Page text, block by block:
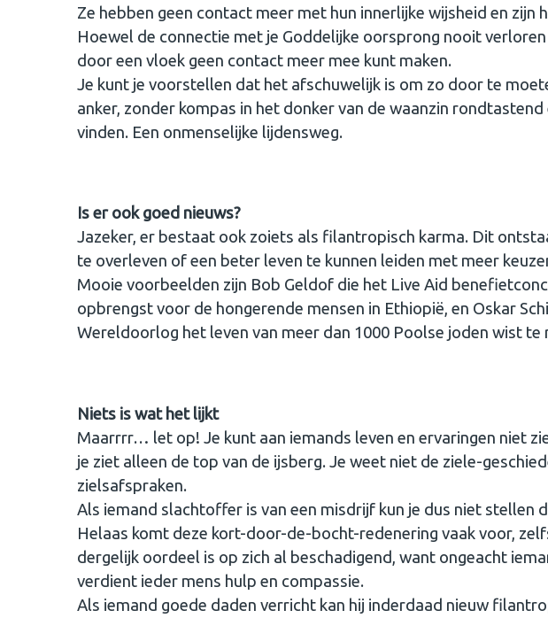
Ze hebben geen contact meer met hun innerlijke wijsheid en
Hoewel de connectie met je Goddelijke oorsprong nooit
door een vloek geen contact meer mee kunt maken.
Je kunt je voorstellen dat het afschuwelijk is om zo door te
anker, zonder kompas in het donker van de waanzin
vinden. Een onmenselijke lijdensweg.
Is er ook goed nieuws?
Jazeker, er bestaat ook zoiets als filantropisch karma. Dit
te overleven of een beter leven te kunnen leiden met meer
Mooie voorbeelden zijn Bob Geldof die het Live Aid
opbrengst voor de hongerende mensen in Ethiopië, en Oskar
Wereldoorlog het leven van meer dan 1000 Poolse joden wist te
Niets is wat het lijkt
Maarrrr… let op! Je kunt aan iemands leven en ervaringen niet
je ziet alleen de top van de ijsberg. Je weet niet de ziele-
zielsafspraken.
Als iemand slachtoffer is van een misdrijf kun je dus niet stellen
Helaas komt deze kort-door-de-bocht-redenering vaak voor,
dergelijk oordeel is op zich al beschadigend, want ongeacht
verdient ieder mens hulp en compassie.
Als iemand goede daden verricht kan hij inderdaad nieuw